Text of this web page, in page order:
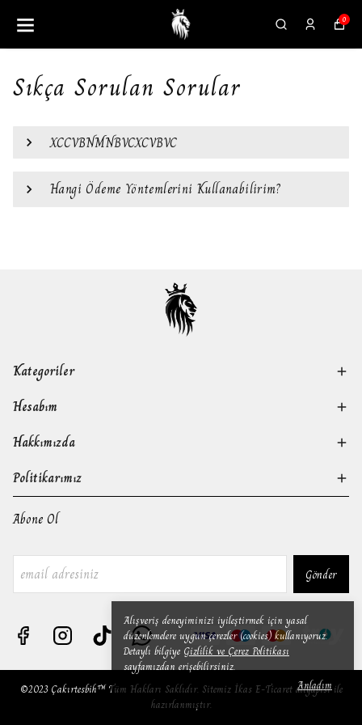
0
Alışveriş deneyiminizi iyileştirmek için yasal
düzenlemelere uygun çerezler (cookies) kullanıyoruz.
Detaylı bilgiye Gizlilik ve Çerez Politikası
sayfamızdan erişebilirsiniz.
Anladım
Sıkça Sorulan Sorular
XCCVBNMNBVCXCVBVC
Hangi Ödeme Yöntemlerini Kullanabilirim?
Kategoriler
Hesabım
Hakkımızda
Politikarımız
Abone Ol
Gönder
©2023 Çakırtesbih™ Tüm Hakları Saklıdır. Sitemiz İkas E-Ticaret altyapısı ile
hazırlanmıştır.